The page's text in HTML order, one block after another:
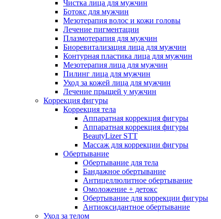
Чистка лица для мужчин
Ботокс для мужчин
Мезотерапия волос и кожи головы
Лечение пигментации
Плазмотерапия для мужчин
Биоревитализация лица для мужчин
Контурная пластика лица для мужчин
Мезотерапия лица для мужчин
Пилинг лица для мужчин
Уход за кожей лица для мужчин
Лечение прыщей у мужчин
Коррекция фигуры
Коррекция тела
Аппаратная коррекция фигуры
Аппаратная коррекция фигуры
BeautyLizer STT
Массаж для коррекции фигуры
Обертывание
Обертывание для тела
Бандажное обертывание
Антицеллюлитное обертывание
Омоложение + детокс
Обертывание для коррекции фигуры
Антиоксидантное обертывание
Уход за телом